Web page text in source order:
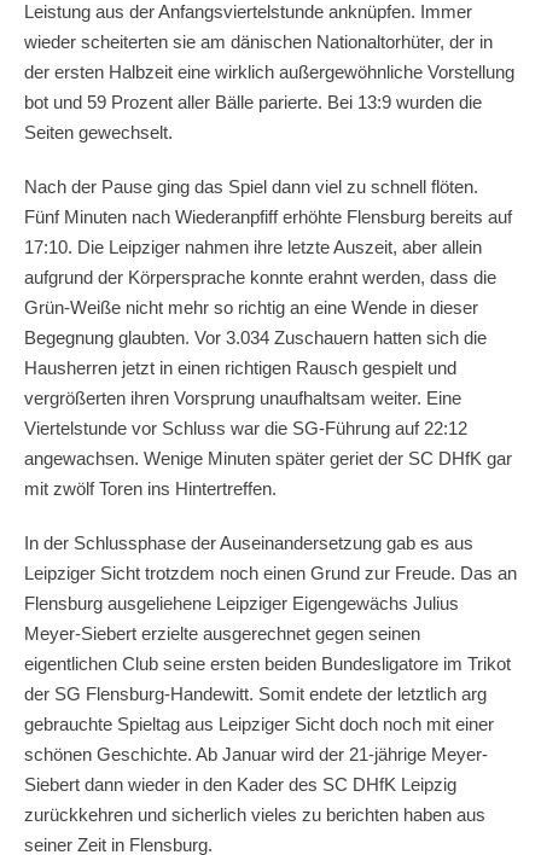
Leistung aus der Anfangsviertelstunde anknüpfen. Immer
wieder scheiterten sie am dänischen Nationaltorhüter, der in
der ersten Halbzeit eine wirklich außergewöhnliche Vorstellung
bot und 59 Prozent aller Bälle parierte. Bei 13:9 wurden die
Seiten gewechselt.
Nach der Pause ging das Spiel dann viel zu schnell flöten.
Fünf Minuten nach Wiederanpfiff erhöhte Flensburg bereits auf
17:10. Die Leipziger nahmen ihre letzte Auszeit, aber allein
aufgrund der Körpersprache konnte erahnt werden, dass die
Grün-Weiße nicht mehr so richtig an eine Wende in dieser
Begegnung glaubten. Vor 3.034 Zuschauern hatten sich die
Hausherren jetzt in einen richtigen Rausch gespielt und
vergrößerten ihren Vorsprung unaufhaltsam weiter. Eine
Viertelstunde vor Schluss war die SG-Führung auf 22:12
angewachsen. Wenige Minuten später geriet der SC DHfK gar
mit zwölf Toren ins Hintertreffen.
In der Schlussphase der Auseinandersetzung gab es aus
Leipziger Sicht trotzdem noch einen Grund zur Freude. Das an
Flensburg ausgeliehene Leipziger Eigengewächs Julius
Meyer-Siebert erzielte ausgerechnet gegen seinen
eigentlichen Club seine ersten beiden Bundesligatore im Trikot
der SG Flensburg-Handewitt. Somit endete der letztlich arg
gebrauchte Spieltag aus Leipziger Sicht doch noch mit einer
schönen Geschichte. Ab Januar wird der 21-jährige Meyer-
Siebert dann wieder in den Kader des SC DHfK Leipzig
zurückkehren und sicherlich vieles zu berichten haben aus
seiner Zeit in Flensburg.